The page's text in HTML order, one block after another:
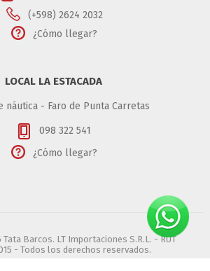
(+598) 2624 2032
¿Cómo llegar?
LOCAL LA ESTACADA
náutica - Faro de Punta Carretas
098 322 541
¿Cómo llegar?
Barcos. LT Importaciones S.R.L. - RUT
- Todos los derechos reservados.